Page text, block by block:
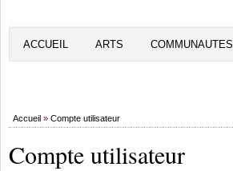
ACCUEIL ARTS COMMUNAUTES
Accueil » Compte utilisateur
Compte utilisateur